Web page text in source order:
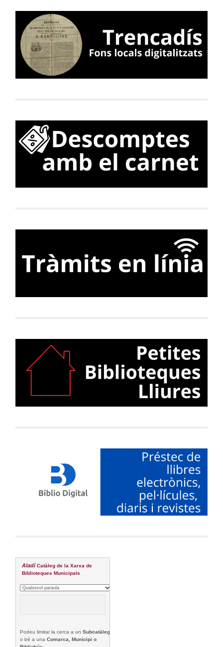
Aladí Catàleg de la Xarxa de
Biblioteques Municipals
Podeu limitar la cerca a unSubcatàleg
o bé a unaComarca, Municipi o